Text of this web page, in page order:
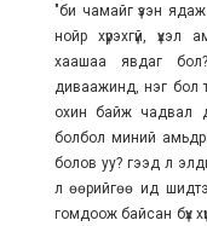
"би чамайг үзэн
нойр хүрэхгүй,
хаашаа явдаг
диваажинд, нэг бол
охин байж чадвал
болбол миний
болов уу? гээд л
л өөрийгөө ид
гомдоож байсан бүх